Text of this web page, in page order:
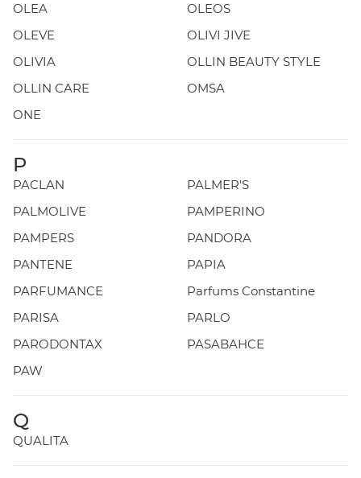
OLEA
OLEOS
OLEVE
OLIVI JIVE
OLIVIA
OLLIN BEAUTY STYLE
OLLIN CARE
OMSA
ONE
P
PACLAN
PALMER'S
PALMOLIVE
PAMPERINO
PAMPERS
PANDORA
PANTENE
PAPIA
PARFUMANCE
Parfums Constantine
PARISA
PARLO
PARODONTAX
PASABAHCE
PAW
Q
QUALITA